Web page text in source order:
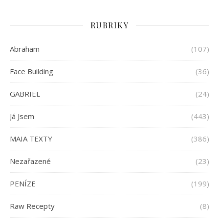
RUBRIKY
Abraham (107)
Face Building (36)
GABRIEL (24)
Já Jsem (443)
MAIA TEXTY (386)
Nezařazené (23)
PENÍZE (199)
Raw Recepty (8)